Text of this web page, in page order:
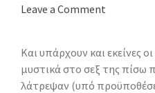
Leave a Comment
Και υπάρχουν και εκείνες
μυστικά στο σεξ της πίσω
λάτρεψαν (υπό